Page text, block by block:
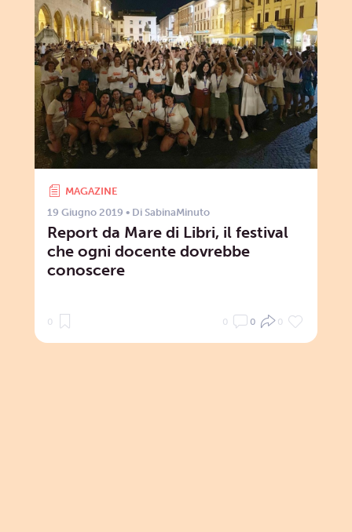
MAGAZINE
19 Giugno 2019 • Di SabinaMinuto
Report da Mare di Libri, il festival
che ogni docente dovrebbe
conoscere
0 0 0 0